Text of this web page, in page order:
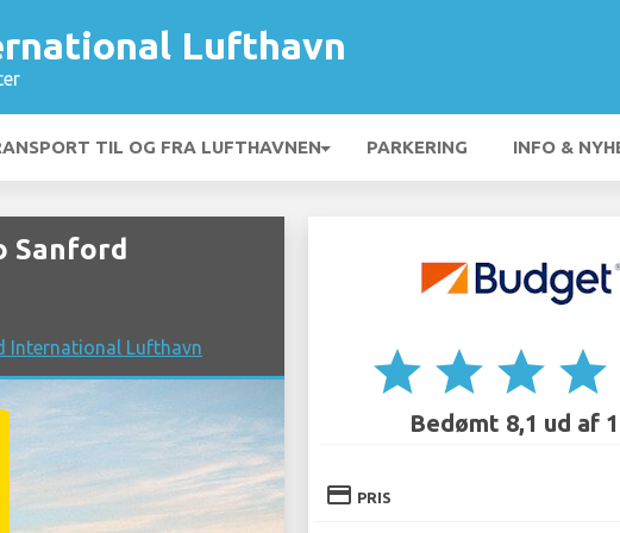
Lufthavn
TIL OG FRA LUFTHAVNEN PARKERING INFO &
Sanford
International Lufthavn
star star star star
Bedømt 8,1 ud af
credit_card PRIS